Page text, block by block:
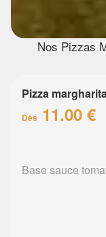
Nos Pizzas
Pizza
Dès 11.00 €
Base sauce